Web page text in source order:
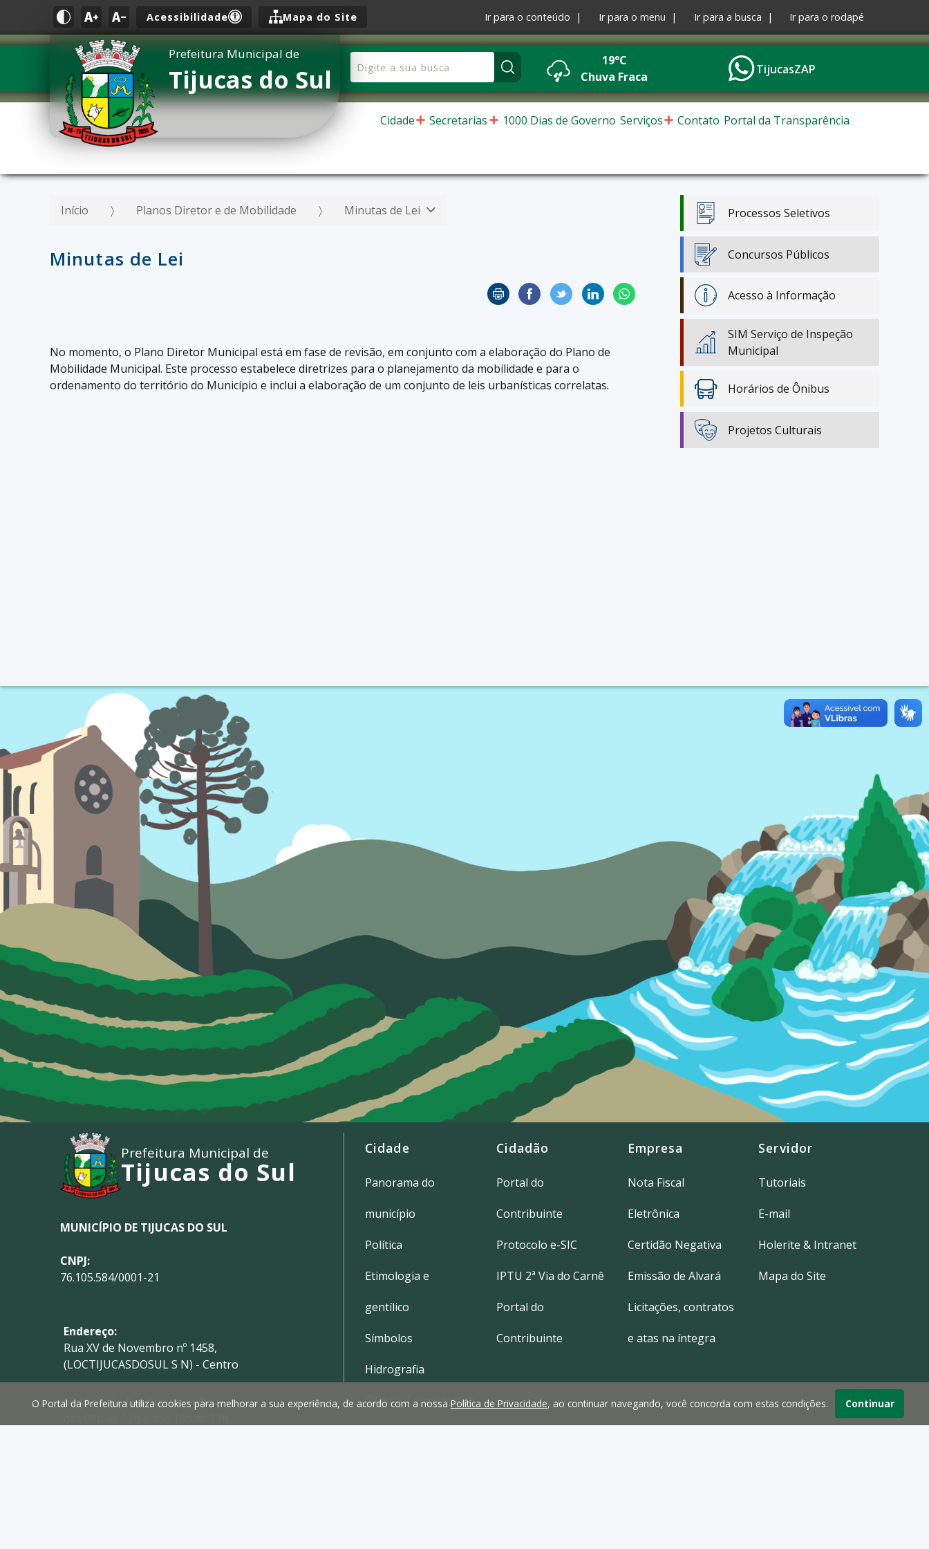
Acessibilidade Mapa do Site Ir para o conteúdo | Ir para o menu | Ir para a busca | Ir para o rodapé
Prefeitura Municipal de
Tijucas do Sul
19°C
Chuva Fraca
TijucasZAP
Cidade Secretarias 1000 Dias de Governo Serviços Contato Portal da Transparência
Início Planos Diretor e de Mobilidade Minutas de Lei
Minutas de Lei
No momento, o Plano Diretor Municipal está em fase de revisão, em conjunto com a elaboração do Plano de
Mobilidade Municipal. Este processo estabelece diretrizes para o planejamento da mobilidade e para o
ordenamento do território do Município e inclui a elaboração de um conjunto de leis urbanísticas correlatas.
Processos Seletivos
Concursos Públicos
Acesso à Informação
SIM Serviço de Inspeção
Municipal
Horários de Ônibus
Projetos Culturais
Prefeitura Municipal de
Tijucas do Sul
MUNICÍPIO DE TIJUCAS DO SUL
CNPJ:
76.105.584/0001-21
Endereço:
Rua XV de Novembro nº 1458,
(LOCTIJUCASDOSUL S N) - Centro
Horário de Funcionamento:
Cidade
Panorama do
município
Política
Etimologia e
gentílico
Símbolos
Hidrografia
Clima e Temperatura
Cidadão
Portal do
Contribuinte
Protocolo e-SIC
IPTU 2ª Via do Carnê
Portal do
Contribuinte
Empresa
Nota Fiscal
Eletrônica
Certidão Negativa
Emissão de Alvará
Licitações, contratos
e atas na íntegra
Servidor
Tutoriais
E-mail
Holerite & Intranet
Mapa do Site
O Portal da Prefeitura utiliza cookies para melhorar a sua experiência, de acordo com a nossa Política de Privacidade, ao continuar navegando, você concorda com estas condições. Continuar